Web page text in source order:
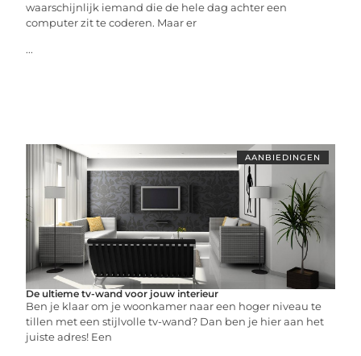
waarschijnlijk iemand die de hele dag achter een
computer zit te coderen. Maar er
...
AANBIEDINGEN
De ultieme tv-wand voor jouw interieur
Ben je klaar om je woonkamer naar een hoger niveau te
tillen met een stijlvolle tv-wand? Dan ben je hier aan het
juiste adres! Een